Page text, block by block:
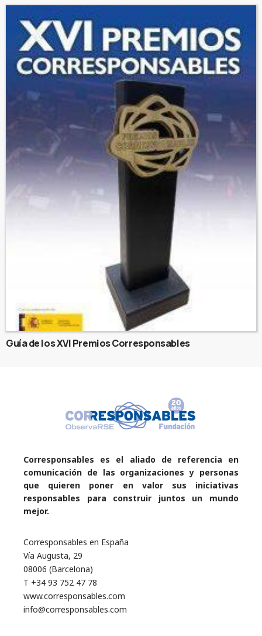
Guía de los XVI Premios Corresponsables
Corresponsables es el aliado de referencia en
comunicación de las organizaciones y personas
que quieren poner en valor sus iniciativas
responsables para construir juntos un mundo
mejor.
Corresponsables en España
Vía Augusta, 29
08006 (Barcelona)
T +34 93 752 47 78
www.corresponsables.com
info@corresponsables.com